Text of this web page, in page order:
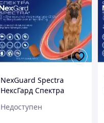
NexGuard Spectra
НексГард Спектра
паразитов для собак XL
Недоступен